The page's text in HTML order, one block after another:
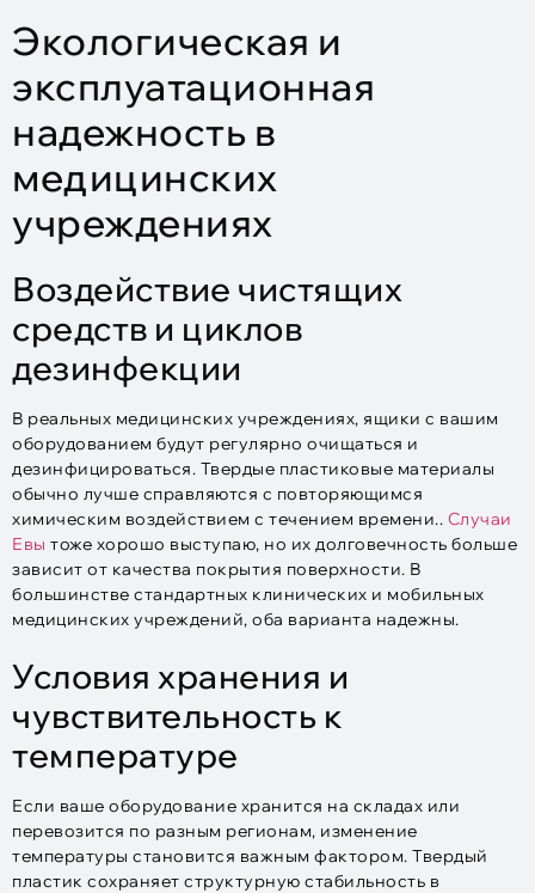
Экологическая и
эксплуатационная
надежность в
медицинских
учреждениях
Воздействие чистящих
средств и циклов
дезинфекции
В реальных медицинских учреждениях, ящики с вашим
оборудованием будут регулярно очищаться и
дезинфицироваться. Твердые пластиковые материалы
обычно лучше справляются с повторяющимся
химическим воздействием с течением времени.. Случаи
Евы тоже хорошо выступаю, но их долговечность больше
зависит от качества покрытия поверхности. В
большинстве стандартных клинических и мобильных
медицинских учреждений, оба варианта надежны.
Условия хранения и
чувствительность к
температуре
Если ваше оборудование хранится на складах или
перевозится по разным регионам, изменение
температуры становится важным фактором. Твердый
пластик сохраняет структурную стабильность в